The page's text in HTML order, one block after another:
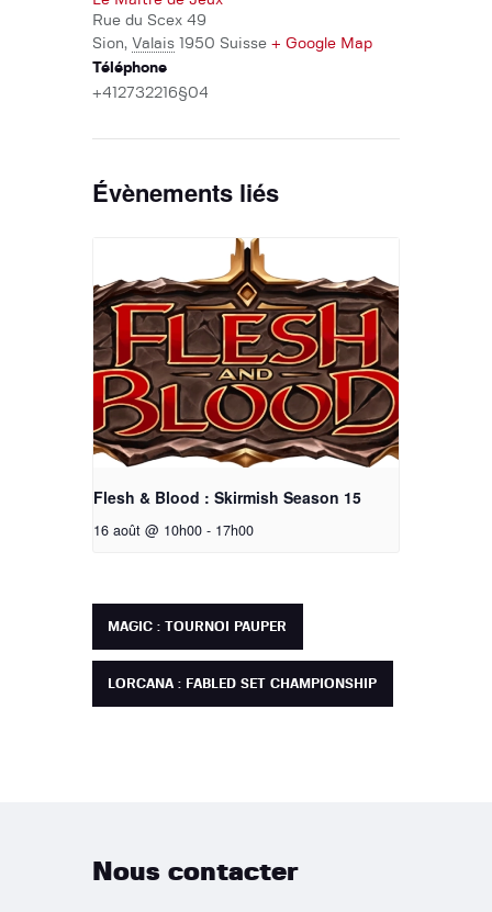
Rue du Scex 49
Sion, Valais 1950 Suisse + Google Map
Téléphone
+412732216§04
Évènements liés
Flesh & Blood : Skirmish Season 15
16 août @ 10h00 - 17h00
MAGIC : TOURNOI PAUPER
LORCANA : FABLED SET CHAMPIONSHIP
Nous contacter